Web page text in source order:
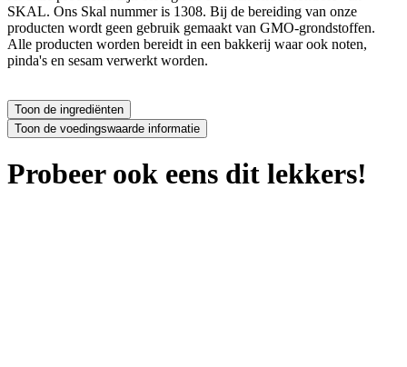
SKAL. Ons Skal nummer is 1308. Bij de bereiding van onze
producten wordt geen gebruik gemaakt van GMO-grondstoffen.
Alle producten worden bereidt in een bakkerij waar ook noten,
pinda's en sesam verwerkt worden.
Probeer ook eens dit lekkers!